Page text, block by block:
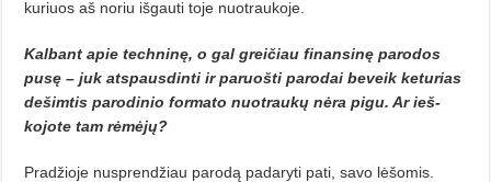
kuriuos aš noriu išgauti toje nuotraukoje.
Kalbant apie techninę, o gal greičiau finansinę parodos
pusę – juk atspausdinti ir paruošti parodai beveik keturias
dešimtis parodinio formato nuotraukų nėra pigu. Ar ieš­
kojote tam rėmėjų?
Pradžioje nusprendžiau parodą padaryti pati, savo lėšomis.